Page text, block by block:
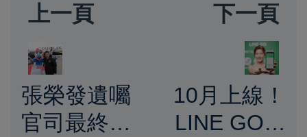
上一頁
張榮發遺囑
官司最終判
下一頁
10月上線！
LINE GO聯